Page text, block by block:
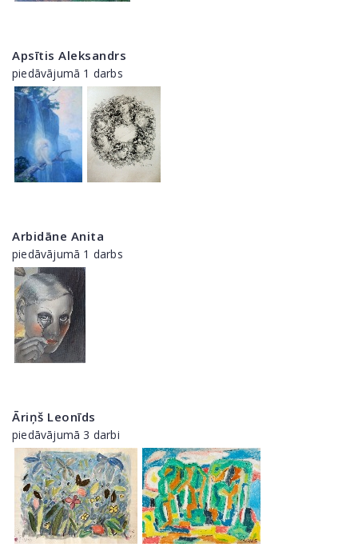
Apsītis Aleksandrs
piedāvājumā 1 darbs
Arbidāne Anita
piedāvājumā 1 darbs
Āriņš Leonīds
piedāvājumā 3 darbi